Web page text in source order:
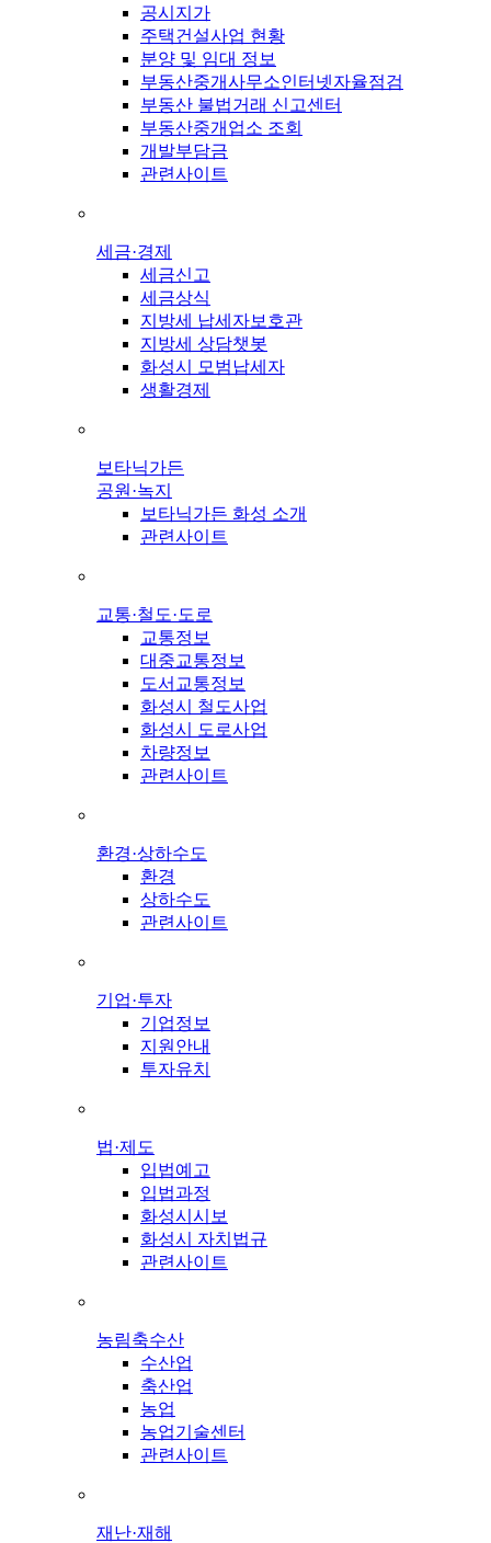
공시지가
주택건설사업 현황
분양 및 임대 정보
부동산중개사무소인터넷자율점검
부동산 불법거래 신고센터
부동산중개업소 조회
개발부담금
관련사이트
세금·경제
세금신고
세금상식
지방세 납세자보호관
지방세 상담챗봇
화성시 모범납세자
생활경제
보타닉가든
공원·녹지
보타닉가든 화성 소개
관련사이트
교통·철도·도로
교통정보
대중교통정보
도서교통정보
화성시 철도사업
화성시 도로사업
차량정보
관련사이트
환경·상하수도
환경
상하수도
관련사이트
기업·투자
기업정보
지원안내
투자유치
법·제도
입법예고
입법과정
화성시시보
화성시 자치법규
관련사이트
농림축수산
수산업
축산업
농업
농업기술센터
관련사이트
재난·재해